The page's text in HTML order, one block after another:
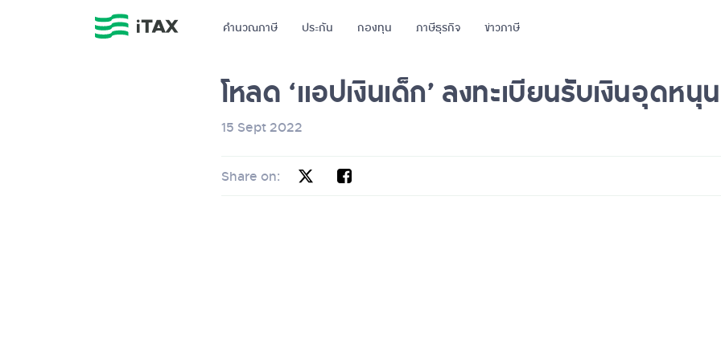
คำนวณภาษี ประกัน กองทุน ภาษีธุรกิจ ข่าวภาษี
โหลด ‘แอปเงินเด็ก’ ลงทะเบียนรับเงินอุดหนุ
15 Sept 2022
Share on: